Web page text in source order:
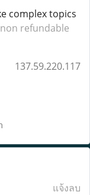
complex topics
refundable
137.59.220.117
แจ้งลบ